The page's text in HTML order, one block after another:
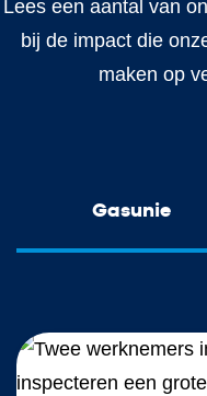
Lees een aantal van
bij de impact die
maken op
Gasunie